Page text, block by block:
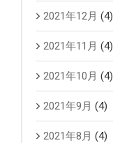
2021年12月 (4)
2021年11月 (4)
2021年10月 (4)
2021年9月 (4)
2021年8月 (4)